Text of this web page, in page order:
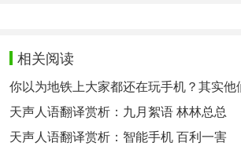
相关阅读
你以为地铁上大家都还在玩手机？其实他
天声人语翻译赏析：九月絮语 林林总总
天声人语翻译赏析：智能手机 百利一害